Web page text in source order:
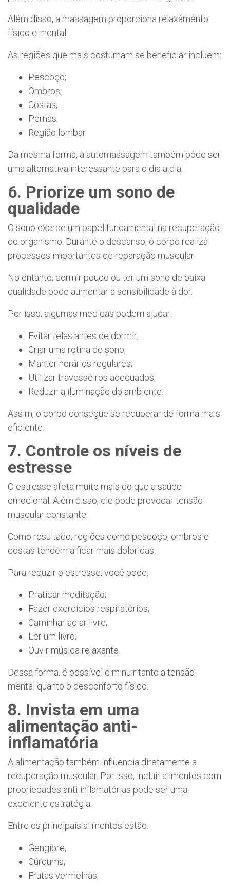
Além disso, a massagem proporciona relaxamento
físico e mental.
As regiões que mais costumam se beneficiar incluem:
Pescoço;
Ombros;
Costas;
Pernas;
Região lombar.
Da mesma forma, a automassagem também pode ser
uma alternativa interessante para o dia a dia.
6. Priorize um sono de
qualidade
O sono exerce um papel fundamental na recuperação
do organismo. Durante o descanso, o corpo realiza
processos importantes de reparação muscular.
No entanto, dormir pouco ou ter um sono de baixa
qualidade pode aumentar a sensibilidade à dor.
Por isso, algumas medidas podem ajudar:
Evitar telas antes de dormir;
Criar uma rotina de sono;
Manter horários regulares;
Utilizar travesseiros adequados;
Reduzir a iluminação do ambiente.
Assim, o corpo consegue se recuperar de forma mais
eficiente.
7. Controle os níveis de
estresse
O estresse afeta muito mais do que a saúde
emocional. Além disso, ele pode provocar tensão
muscular constante.
Como resultado, regiões como pescoço, ombros e
costas tendem a ficar mais doloridas.
Para reduzir o estresse, você pode:
Praticar meditação;
Fazer exercícios respiratórios;
Caminhar ao ar livre;
Ler um livro;
Ouvir música relaxante.
Dessa forma, é possível diminuir tanto a tensão
mental quanto o desconforto físico.
8. Invista em uma
alimentação anti-
inflamatória
A alimentação também influencia diretamente a
recuperação muscular. Por isso, incluir alimentos com
propriedades anti-inflamatórias pode ser uma
excelente estratégia.
Entre os principais alimentos estão:
Gengibre;
Cúrcuma;
Frutas vermelhas;